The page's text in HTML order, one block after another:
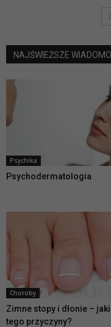
NAJŚWIEŻSZE
Psychika
Psychodermatologia
Choroby
Zimne stopy i dłonie –
tego przyczyny?